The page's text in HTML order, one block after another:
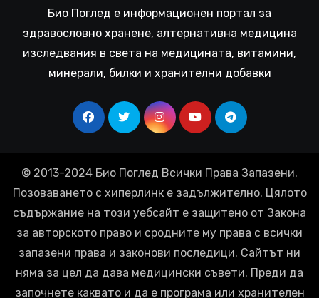
Био Поглед е информационен портал за
здравословно хранене, алтернативна медицина
изследвания в света на медицината, витамини,
минерали, билки и хранителни добавки
© 2013-2024 Био Поглед Всички Права Запазени.
Позоваването с хиперлинк е задължително. Цялото
съдържание на този уебсайт е защитено от Закона
за авторското право и сродните му права с всички
запазени права и законови последици. Сайтът ни
няма за цел да дава медицински съвети. Преди да
започнете каквато и да е програма или хранителен